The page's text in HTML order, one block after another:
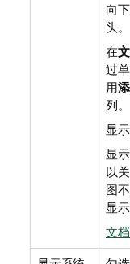
向
头。
在
过
用
列。
显
显
以
图
显
文